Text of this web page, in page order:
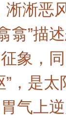
淅淅恶
翕翕”
象，
”，是
气上